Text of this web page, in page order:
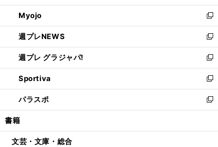
開
く
ウ
で
開
く
ン
ド
ウ
で
開
く
ウ
ィ
ン
ド
ウ
で
開
く
Myojo
新
し
い
ウ
ィ
ン
ド
ウ
で
開
週プレNEWS
新
し
い
ウ
ィ
ン
ド
ウ
開
週プレ グラジャパ!
新
し
い
ウ
ィ
ン
ウ
Sportiva
新
し
い
ウ
ン
パラスポ
新
し
ウ
書籍
文芸・文庫・総合